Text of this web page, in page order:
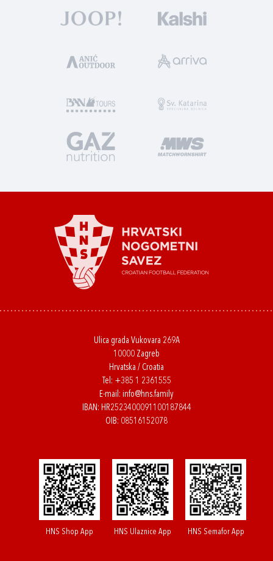
Ulica grada Vukovara 269A
10000 Zagreb
Hrvatska / Croatia
Tel: +385 1 2361555
E-mail: info@hns.family
IBAN: HR2523400091100187844
OIB: 08516152078
HNS Shop App HNS Ulaznice App HNS Semafor App